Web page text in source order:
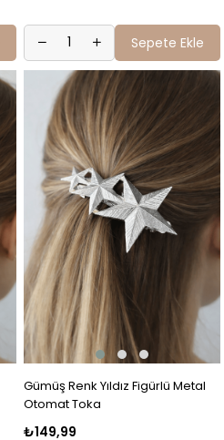
Sepete Ekle
Gümüş Renk Yıldız Figürlü Metal
Otomat Toka
₺149,99